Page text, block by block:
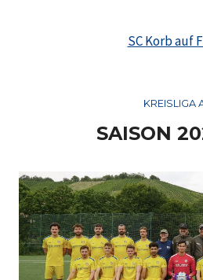
SC Korb auf
KREISLIGA
SAISON